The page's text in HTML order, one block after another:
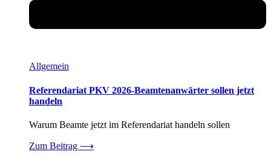
Allgemein
Referendariat PKV 2026-Beamtenanwärter sollen jetzt
handeln
Warum Beamte jetzt im Referendariat handeln sollen
Zum Beitrag ⟶